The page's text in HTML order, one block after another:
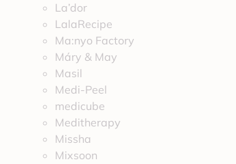
La’dor
LalaRecipe
Ma:nyo Factory
Máry & May
Masil
Medi-Peel
medicube
Meditherapy
Missha
Mixsoon